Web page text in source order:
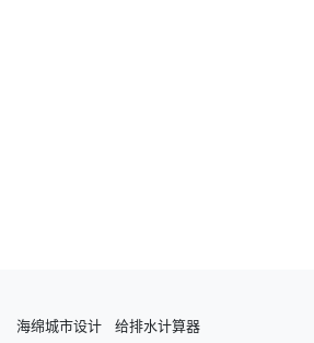
海绵城市设计 给排水计算器